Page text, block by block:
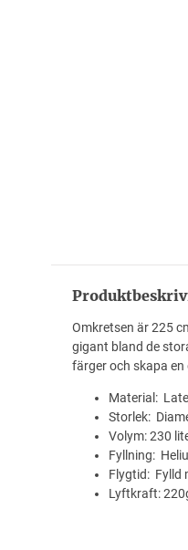
Omkretsen är 225
gigant bland de
färger och skapa
Material:
Storlek:
Volym: 230
Fyllning:
Flygtid: Fylld
Lyftkraft: